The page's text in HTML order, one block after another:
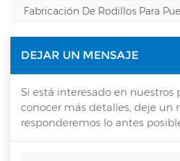
Fabricación De Rodillos Para
DEJAR UN MENSAJE
Si está interesado en nuestros
conocer más detalles, deje un
responderemos lo antes